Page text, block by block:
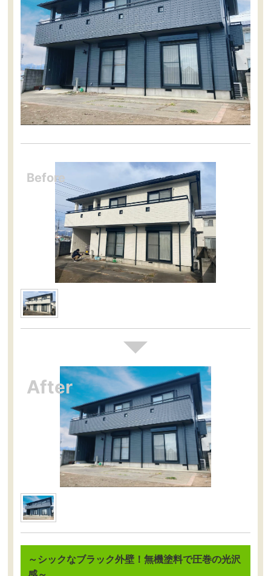
～シックなブラック外壁！無機塗料で圧巻の光沢